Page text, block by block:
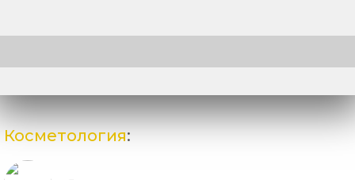
Косметология: